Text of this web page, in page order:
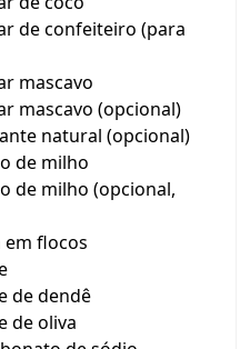
de confeiteiro (para
mascavo
mascavo (opcional)
natural (opcional)
de milho
de milho (opcional,
em flocos
de dendê
de oliva